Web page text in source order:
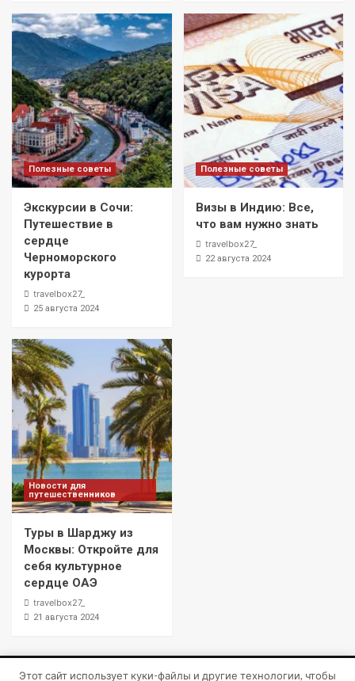
Полезные советы
Экскурсии в Сочи:
Путешествие в
сердце
Черноморского
курорта
travelbox27_
25 августа 2024
Полезные советы
Визы в Индию: Все,
что вам нужно знать
travelbox27_
22 августа 2024
Новости для
путешественников
Туры в Шарджу из
Москвы: Откройте для
себя культурное
сердце ОАЭ
travelbox27_
21 августа 2024
Этот сайт использует куки-файлы и другие технологии, чтобы